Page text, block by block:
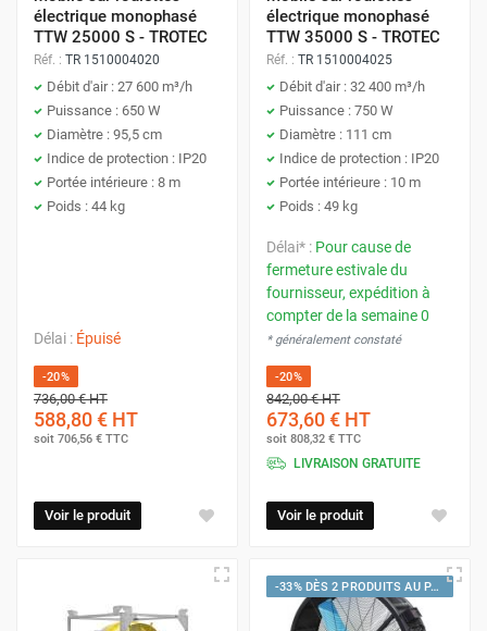
Plus silencieux pour une même pression
statique :
Comparés aux ventilateurs
axiaux.
Inconvénients :
Débit d'air généralement inférieur aux
Consommation énergétique
potentiellement plus élevée :Surtout
pour les applications à bas débit et haute
Coût d'achat souvent plus élevé :
Leur conception compacte et leur mobilité les
rendent pratiques pour une utilisation flexible.
Portabilité :
Facile à déplacer et à
positionner selon les besoins.
Ventilation ciblée :Permet de concentrer
Facilité d'utilisation :Généralement prêts
à l'emploi et simples à manipuler.
Coût d'achat relativement bas :Pour une
solution de ventilation ponctuelle.
Inconvénients :
pour la ventilation de grands espaces.
modèles à haute vélocité.
Moins puissants que les ventilateurs
Ventilateurs sur Pied
Description :
Les ventilateurs sur pied offrent
une plus grande hauteur de soufflage et une
meilleure portée que les ventilateurs de sol. Ils
dans les grands espaces, les ateliers, les
de distribuer l'air sur une plus large surface.
Avantages :
électrique monophasé
TTW 25000 S - TROTEC
Réf. : TR 1510004020
Débit d'air : 27 600 m³/h
Puissance : 650 W
Diamètre : 95,5 cm
Indice de protection : IP20
Portée intérieure : 8 m
Poids : 44 kg
Délai : Épuisé
-20%
736,00 €HT
588,80 € HT
soit 706,56 € TTC
Voir le produit
électrique monophasé
TTW 35000 S - TROTEC
Réf. : TR 1510004025
Débit d'air : 32 400 m³/h
Puissance : 750 W
Diamètre : 111 cm
Indice de protection : IP20
Portée intérieure : 10 m
Poids : 49 kg
Délai* : Pour cause de
fermeture estivale du
fournisseur, expédition à
compter de la semaine 0
* généralement constaté
-20%
842,00 €HT
673,60 € HT
soit 808,32 € TTC
LIVRAISON GRATUITE
Voir le produit
-33% DÈS 2 PRODUITS AU PANIER